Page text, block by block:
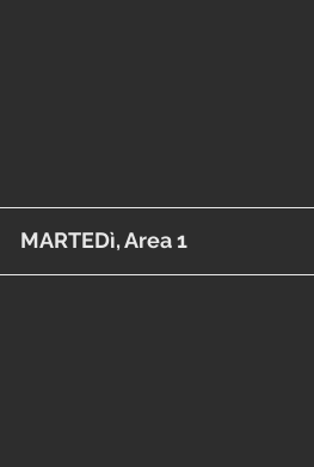
MARTEDì, Area 1